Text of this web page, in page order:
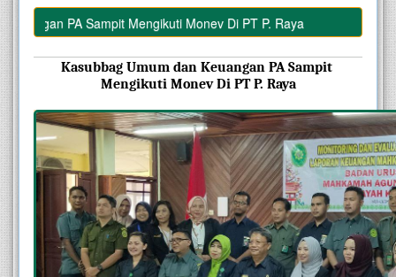
PA Sampit Mengikuti Monev Di PT P. Raya
Kasubbag Umum dan Keuangan PA Sampit
Mengikuti Monev Di PT P. Raya